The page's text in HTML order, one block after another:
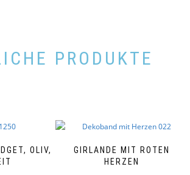
PRODUKTE
OLIV,
GIRLANDE MIT ROTEN
HERZEN